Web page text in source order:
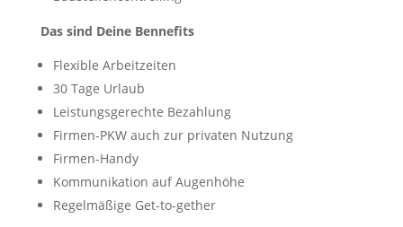
Das sind Deine Bennefits
Flexible Arbeitzeiten
30 Tage Urlaub
Leistungsgerechte Bezahlung
Firmen-PKW auch zur privaten Nutzung
Firmen-Handy
Kommunikation auf Augenhöhe
Regelmäßige Get-to-gether